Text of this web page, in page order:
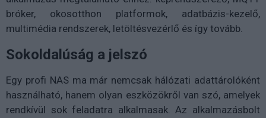
bróker, okosotthon platformok, adatbázis-kezelő,
multimédia rendszerek, letöltésvezérlő és így tovább.
Sokoldalúság a jelszó
Egy profi NAS ma már nemcsak hálózati adattárolóként
használható, hanem olyan eszközökről van szó, amelyek
rendkívül sok feladatra alkalmasak. Az alkalmazásbolt